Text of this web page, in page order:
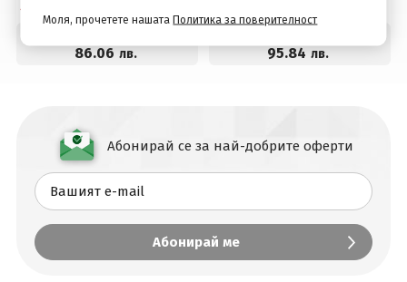
човек
86.06 лв. 95.84 лв.
Абонирай се за най-добрите оферти
Моля, прочетете нашатаПолитика за поверителност